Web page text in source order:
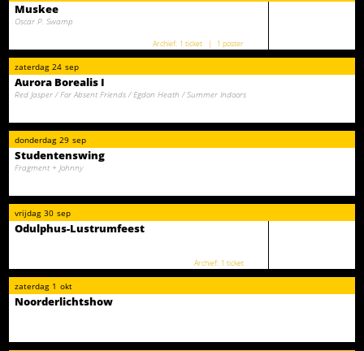
Muskee
Oscar P. Swamp
1 ticket 1 poster
zaterdag 24 sep
Aurora Borealis I
Red Jasper / For Absent Friends / Egdon Heath / Summer Indoors
donderdag 29 sep
Studentenswing
Fragment + Johnny
vrijdag 30 sep
Odulphus-Lustrumfeest
1 ticket
zaterdag 1 okt
Noorderlichtshow